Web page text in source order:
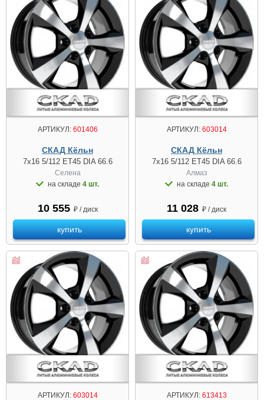
АРТИКУЛ:601406
СКАД Кёльн
7x16 5/112 ET45 DIA 66.6
Селена
на складе 4 шт.
10 555 ₽ / диск
купить
АРТИКУЛ:603014
СКАД Кёльн
7x16 5/112 ET45 DIA 66.6
Алмаз
на складе 4 шт.
11 028 ₽ / диск
купить
АРТИКУЛ:603014 АРТИКУЛ:613413